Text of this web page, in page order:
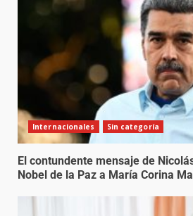
Internacionales Sin categoría
El contundente mensaje de
Nobel de la Paz a María Corina